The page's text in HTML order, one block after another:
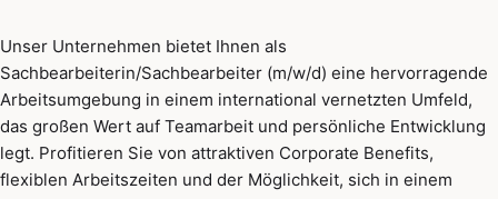
Unser Unternehmen bietet Ihnen als
Sachbearbeiterin/Sachbearbeiter (m/w/d) eine hervorragende
Arbeitsumgebung in einem international vernetzten Umfeld,
das großen Wert auf Teamarbeit und persönliche Entwicklung
legt. Profitieren Sie von attraktiven Corporate Benefits,
flexiblen Arbeitszeiten und der Möglichkeit, sich in einem